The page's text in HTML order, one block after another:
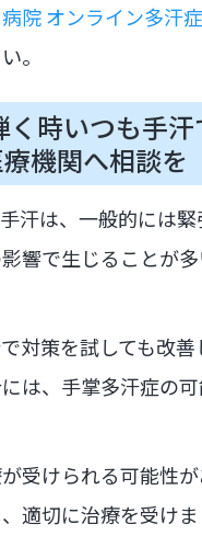
院 オンライン多汗
。
く時いつも手
機関へ相談を
汗は、一般的には
響で生じることが
対策を試しても改
は、手掌多汗症の
受けられる可能性
適切に治療を受けま